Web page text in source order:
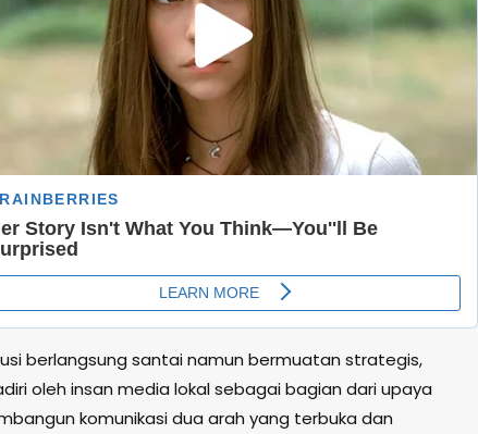
berlangsung santai namun bermuatan strategis,
oleh insan media lokal sebagai bagian dari upaya
komunikasi dua arah yang terbuka dan